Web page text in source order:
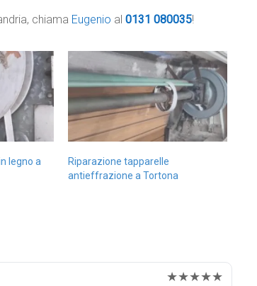
chiama Eugenio al 0131 080035!
legno a
Riparazione tapparelle
antieffrazione a Tortona
★★★★★